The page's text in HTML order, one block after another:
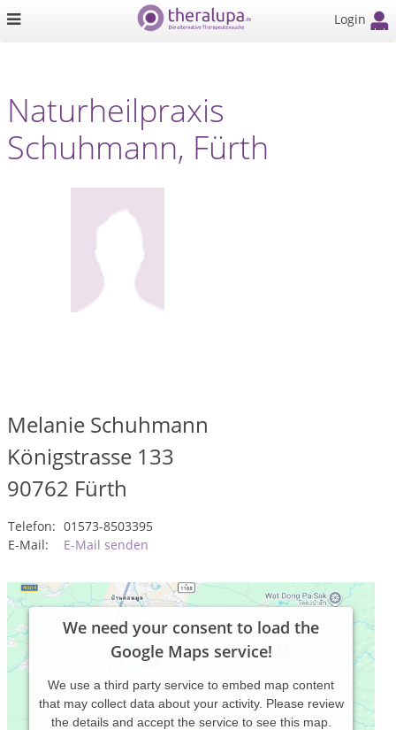
Login
Naturheilpraxis
Schuhmann, Fürth
Melanie Schuhmann
Königstrasse 133
90762 Fürth
Telefon: 01573-8503395
E-Mail:
E-Mail senden
We need your consent to load the
Google Maps service!
We use a third party service to embed map content
that may collect data about your activity. Please review
the details and accept the service to see this map.